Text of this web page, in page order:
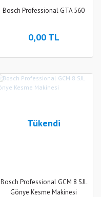
Bosch Professional GTA 560
0,00 TL
Tükendi
Bosch Professional GCM 8 SJL
Gönye Kesme Makinesi